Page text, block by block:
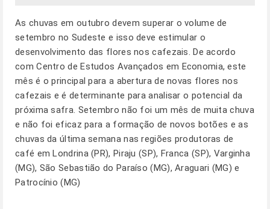
As chuvas em outubro devem superar o volume de
setembro no Sudeste e isso deve estimular o
desenvolvimento das flores nos cafezais. De acordo
com Centro de Estudos Avançados em Economia, este
mês é o principal para a abertura de novas flores nos
cafezais e é determinante para analisar o potencial da
próxima safra. Setembro não foi um mês de muita chuva
e não foi eficaz para a formação de novos botões e as
chuvas da última semana nas regiões produtoras de
café em Londrina (PR), Piraju (SP), Franca (SP), Varginha
(MG), São Sebastião do Paraíso (MG), Araguari (MG) e
Patrocínio (MG)